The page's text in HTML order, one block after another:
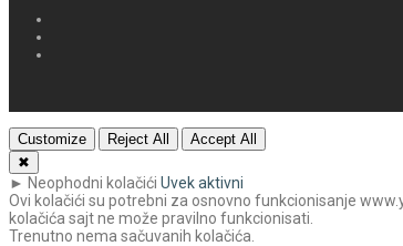
Customize Reject All
Accept All
✖
► Neophodni kolačići Uvek aktivni
Ovi kolačići su potrebni za osnovno funkcionisanje
kolačića sajt ne može pravilno funkcionisati.
Trenutno nema sačuvanih kolačića.